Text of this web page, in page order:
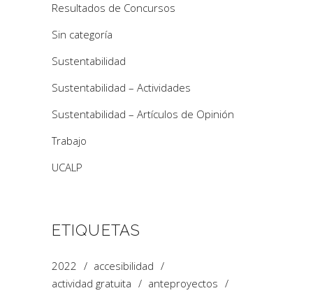
Resultados de Concursos
Sin categoría
Sustentabilidad
Sustentabilidad – Actividades
Sustentabilidad – Artículos de Opinión
Trabajo
UCALP
ETIQUETAS
2022
accesibilidad
actividad gratuita
anteproyectos